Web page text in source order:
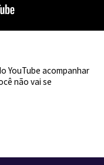
YouTube acompanhar
não vai se